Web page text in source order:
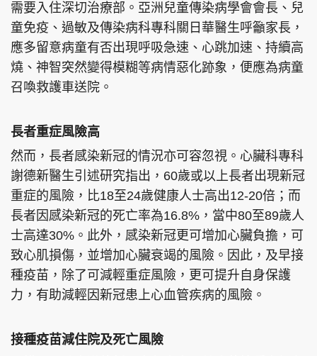
隱私政策聲明
©Eastweek.com.hk. All rights reserved.
需要入住深切治療部。亞洲兒童傳染病學會會長、兒
童免疫、過敏及傳染病科專科關日華醫生呼籲家長，
應多留意病童有否出現呼吸急速、心跳加速、持續高
燒、神智突然變得模糊等病情惡化跡象，便應為病童
召喚救護車送院。
長者重症風險高
然而，長者感染新冠的情況亦可容忽視。心臟科專科
謝德新醫生引述研究指出，60歲或以上長者出現新冠
重症的風險，比18至24歲健康人士高出12-20倍；而
長者因感染新冠的死亡率為16.8%，當中80至89歲人
士高達30%。此外，感染新冠更可增加心臟負擔，可
致心肌損傷，並增加心臟衰竭的風險。因此，及早接
種疫苗，除了可減輕重症風險，更可提升自身保護
力，有助減輕因新冠患上心血管疾病的風險。
接種疫苗減住院及死亡風險